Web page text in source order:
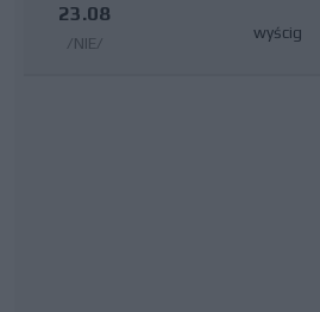
23.08
/NIE/
wyścig